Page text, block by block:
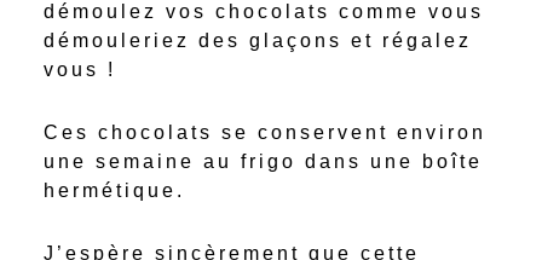
démoulez vos chocolats comme vous
démouleriez des glaçons et régalez
vous !
Ces chocolats se conservent environ
une semaine au frigo dans une boîte
hermétique.
J’espère sincèrement que cette